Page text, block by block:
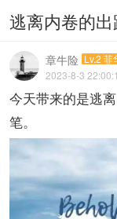
逃离内卷的
章牛险 Lv.2 菲
2023-8-3
今天带来的是逃
笔。